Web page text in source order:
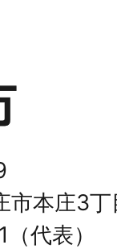
本庄3丁
代表）